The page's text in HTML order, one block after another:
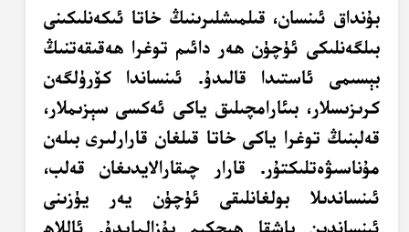
بۇنداق ئىنسان، قىلمىشلىرىنىڭ خاتا ئىكەنلىكىنى
بىلگەنلىكى ئۈچۈن ھەر دائىم توغرا ھەقىقەتنىڭ
بېسىمى ئاستىدا قالىدۇ. ئىنساندا كۆرۈلگەن
كرىزىسلار، بىئارامچىلىق ياكى ئەكسى سېزىملار،
قەلبنىڭ توغرا ياكى خاتا قىلغان قارارلىرى بىلەن
مۇناسىۋەتلىكتۇر. قارار چىقارالايدىغان قەلب،
ئىنساندىلا بولغانلىقى ئۈچۈن يەر يۈزىنى
ئىنساندىن باشقا ھېچكىم بۇزالمايدۇ. ئاللاھ